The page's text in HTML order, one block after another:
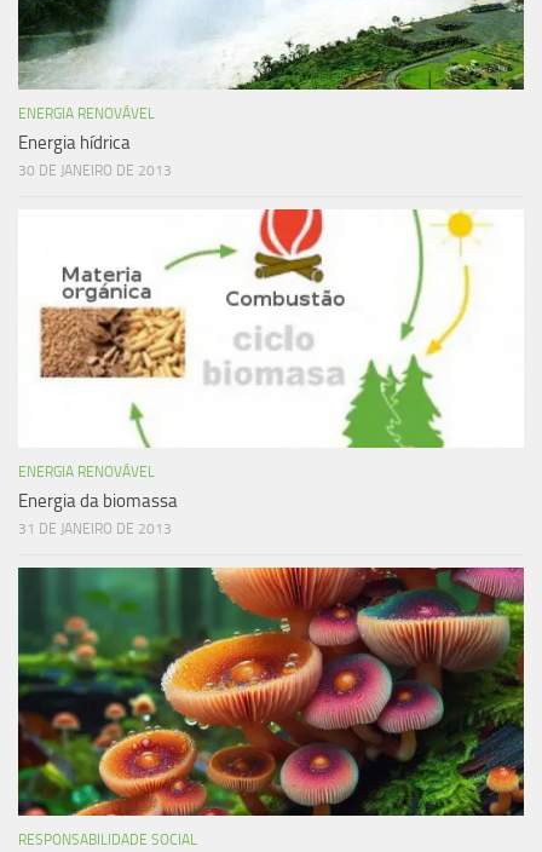
ENERGIA RENOVÁVEL
Energia hídrica
30 DE JANEIRO DE 2013
ENERGIA RENOVÁVEL
Energia da biomassa
31 DE JANEIRO DE 2013
RESPONSABILIDADE SOCIAL